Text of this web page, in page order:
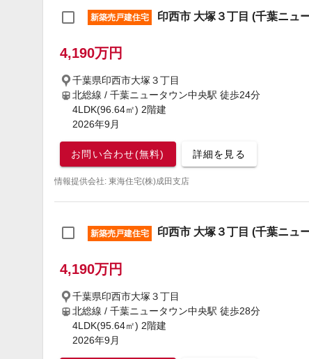
新築売戸建住宅 印西市 大塚３丁目 (千葉ニュ
4,190万円
千葉県印西市大塚３丁目
北総線 / 千葉ニュータウン中央駅 徒歩24分
4LDK(96.64㎡) 2階建
2026年9月
お問い合わせ(無料) 詳細を見る
情報提供会社: 東海住宅(株)成田支店
新築売戸建住宅 印西市 大塚３丁目 (千葉ニュ
4,190万円
千葉県印西市大塚３丁目
北総線 / 千葉ニュータウン中央駅 徒歩28分
4LDK(95.64㎡) 2階建
2026年9月